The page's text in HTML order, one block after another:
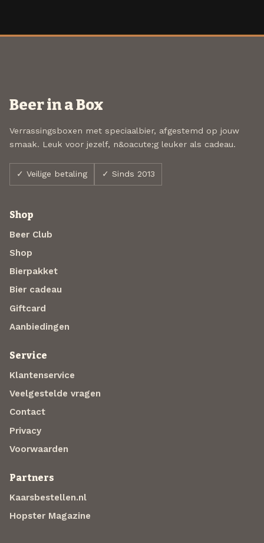
Beer in a Box
Verrassingsboxen met speciaalbier, afgestemd op jouw
smaak. Leuk voor jezelf, n&oacute;g leuker als cadeau.
✓ Veilige betaling ✓ Sinds 2013
Shop
Beer Club
Shop
Bierpakket
Bier cadeau
Giftcard
Aanbiedingen
Service
Klantenservice
Veelgestelde vragen
Contact
Privacy
Voorwaarden
Partners
Kaarsbestellen.nl
Hopster Magazine